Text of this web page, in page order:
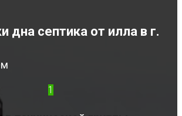
дна септика от илла в г.
1